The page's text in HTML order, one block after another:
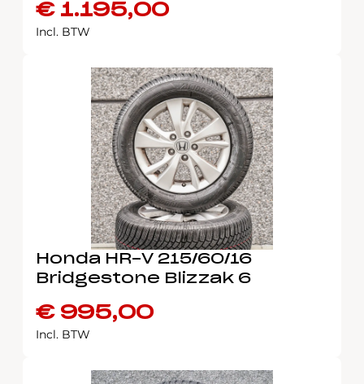
€1.195,00
Incl. BTW
Honda HR-V 215/60/16
Bridgestone Blizzak 6
€995,00
Incl. BTW